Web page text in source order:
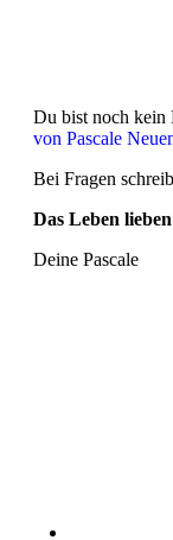
Du bist noch kein
von Pascale
Bei Fragen
Das Leben
Deine Pascale